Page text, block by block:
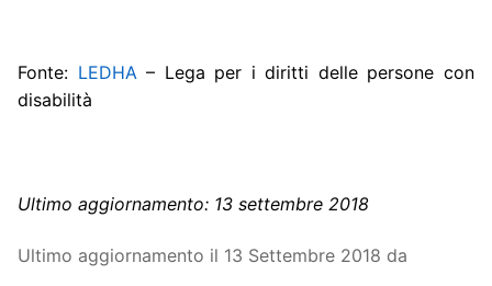
Fonte: LEDHA – Lega per i diritti delle persone con
disabilità
Ultimo aggiornamento: 13 settembre 2018
Ultimo aggiornamento il 13 Settembre 2018 da